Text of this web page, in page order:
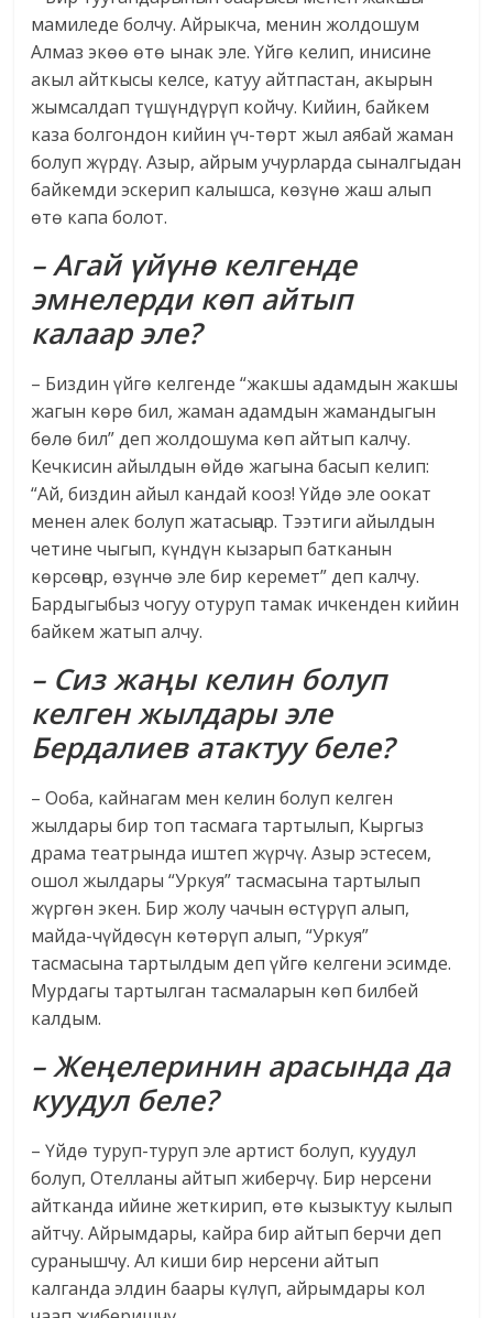
мамиледе болчу. Айрыкча, менин жолдошум
Алмаз экөө өтө ынак эле. Үйгө келип, инисине
акыл айткысы келсе, катуу айтпастан, акырын
жымсалдап түшүндүрүп койчу. Кийин, байкем
каза болгондон кийин үч-төрт жыл аябай жаман
болуп жүрдү. Азыр, айрым учурларда сыналгыдан
байкемди эскерип калышса, көзүнө жаш алып
өтө капа болот.
– Агай үйүнө келгенде
эмнелерди көп айтып
калаар эле?
– Биздин үйгө келгенде “жакшы адамдын жакшы
жагын көрө бил, жаман адамдын жамандыгын
бөлө бил” деп жолдошума көп айтып калчу.
Кечкисин айылдын өйдө жагына басып келип:
“Ай, биздин айыл кандай кооз! Үйдө эле оокат
менен алек болуп жатасыңар. Тээтиги айылдын
четине чыгып, күндүн кызарып батканын
көрсөңөр, өзүнчө эле бир керемет” деп калчу.
Бардыгыбыз чогуу отуруп тамак ичкенден кийин
байкем жатып алчу.
– Сиз жаңы келин болуп
келген жылдары эле
Бердалиев атактуу беле?
– Ооба, кайнагам мен келин болуп келген
жылдары бир топ тасмага тартылып, Кыргыз
драма театрында иштеп жүрчү. Азыр эстесем,
ошол жылдары “Уркуя” тасмасына тартылып
жүргөн экен. Бир жолу чачын өстүрүп алып,
майда-чүйдөсүн көтөрүп алып, “Уркуя”
тасмасына тартылдым деп үйгө келгени эсимде.
Мурдагы тартылган тасмаларын көп билбей
калдым.
– Жеңелеринин арасында да
куудул беле?
– Үйдө туруп-туруп эле артист болуп, куудул
болуп, Отелланы айтып жиберчү. Бир нерсени
айтканда ийине жеткирип, өтө кызыктуу кылып
айтчу. Айрымдары, кайра бир айтып берчи деп
суранышчу. Ал киши бир нерсени айтып
калганда элдин баары күлүп, айрымдары кол